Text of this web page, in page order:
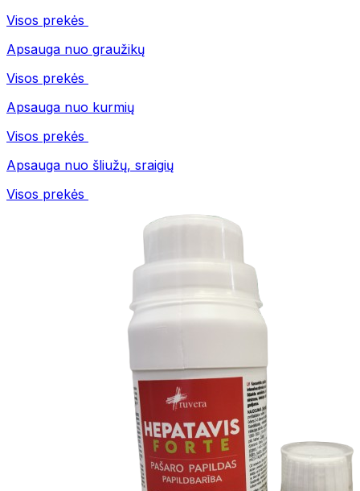
Visos prekės
Apsauga nuo graužikų
Visos prekės
Apsauga nuo kurmių
Visos prekės
Apsauga nuo šliužų, sraigių
Visos prekės